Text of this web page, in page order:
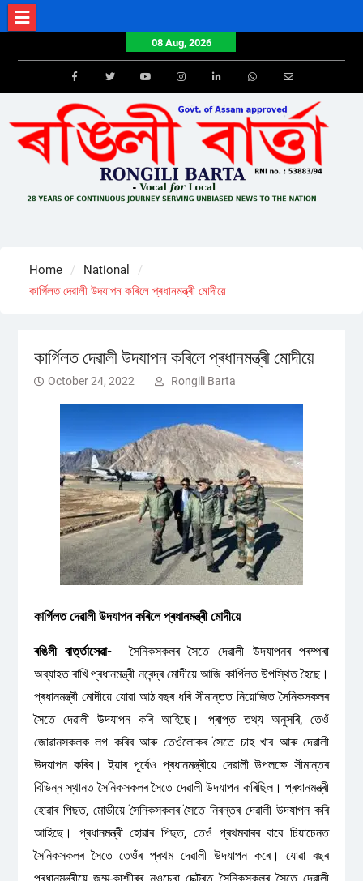
Skip
to
08 Aug, 2026
FacebookTwitterYoutube Email
Home
National
কাৰ্গিলত দেৱালী উদযাপন কৰিলে প্ৰধানমন্ত্ৰী মোদীয়ে
কাৰ্গিলত দেৱালী উদযাপন কৰিলে প্ৰধানমন্ত্ৰী মোদীয়ে
October 24, 2022 Rongili Barta
কাৰ্গিলত দেৱালী উদযাপন কৰিলে প্ৰধানমন্ত্ৰী মোদীয়ে
ৰঙিলী বাৰ্ত্তাসেৱা-
সৈনিকসকলৰ সৈতে দেৱালী উদযাপনৰ পৰম্পৰা
অব্যাহত ৰাখি প্ৰধানমন্ত্ৰী নৰেন্দ্ৰ মোদীয়ে আজি কাৰ্গিলত উপস্থিত হৈছে।
প্ৰধানমন্ত্ৰী মোদীয়ে যোৱা আঠ বছৰ ধৰি সীমান্তত নিয়োজিত সৈনিকসকলৰ
সৈতে দেৱালী উদযাপন কৰি আহিছে। প্ৰাপ্ত তথ্য অনুসৰি, তেওঁ
জোৱানসকলক লগ কৰিব আৰু তেওঁলোকৰ সৈতে চাহ খাব আৰু দেৱালী
উদযাপন কৰিব। ইয়াৰ পূৰ্বেও প্ৰধানমন্ত্ৰীয়ে দেৱালী উপলক্ষে সীমান্তৰ
বিভিন্ন স্থানত সৈনিকসকলৰ সৈতে দেৱালী উদযাপন কৰিছিল। প্ৰধানমন্ত্ৰী
হোৱাৰ পিছত, মোডীয়ে সৈনিকসকলৰ সৈতে নিৰন্তৰ দেৱালী উদযাপন কৰি
আহিছে। প্ৰধানমন্ত্ৰী হোৱাৰ পিছত, তেওঁ প্ৰথমবাৰৰ বাবে চিয়াচেনত
সৈনিকসকলৰ সৈতে তেওঁৰ প্ৰথম দেৱালী উদযাপন কৰে। যোৱা বছৰ